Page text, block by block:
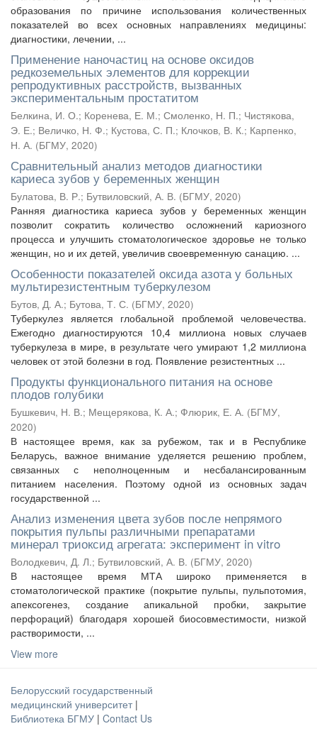
образования по причине использования количественных
показателей во всех основных направлениях медицины:
диагностики, лечении, ...
Применение наночастиц на основе оксидов
редкоземельных элементов для коррекции
репродуктивных расстройств, вызванных
экспериментальным простатитом
Белкина, И. О.; Коренева, Е. М.; Смоленко, Н. П.; Чистякова,
Э. Е.; Величко, Н. Ф.; Кустова, С. П.; Клочков, В. К.; Карпенко,
Н. А. (БГМУ, 2020)
Сравнительный анализ методов диагностики
кариеса зубов у беременных женщин
Булатова, В. Р.; Бутвиловский, А. В. (БГМУ, 2020)
Ранняя диагностика кариеса зубов у беременных женщин
позволит сократить количество осложнений кариозного
процесса и улучшить стоматологическое здоровье не только
женщин, но и их детей, увеличив своевременную санацию. ...
Особенности показателей оксида азота у больных
мультирезистентным туберкулезом
Бутов, Д. А.; Бутова, Т. С. (БГМУ, 2020)
Туберкулез является глобальной проблемой человечества.
Ежегодно диагностируются 10,4 миллиона новых случаев
туберкулеза в мире, в результате чего умирают 1,2 миллиона
человек от этой болезни в год. Появление резистентных ...
Продукты функционального питания на основе
плодов голубики
Бушкевич, Н. В.; Мещерякова, К. А.; Флюрик, Е. А. (БГМУ,
2020)
В настоящее время, как за рубежом, так и в Республике
Беларусь, важное внимание уделяется решению проблем,
связанных с неполноценным и несбалансированным
питанием населения. Поэтому одной из основных задач
государственной ...
Анализ изменения цвета зубов после непрямого
покрытия пульпы различными препаратами
минерал триоксид агрегата: эксперимент in vitro
Володкевич, Д. Л.; Бутвиловский, А. В. (БГМУ, 2020)
В настоящее время МТА широко применяется в
стоматологической практике (покрытие пульпы, пульпотомия,
апексогенез, создание апикальной пробки, закрытие
перфораций) благодаря хорошей биосовместимости, низкой
растворимости, ...
View more
Белорусский государственный
медицинский университет |
Библиотека БГМУ | Contact Us